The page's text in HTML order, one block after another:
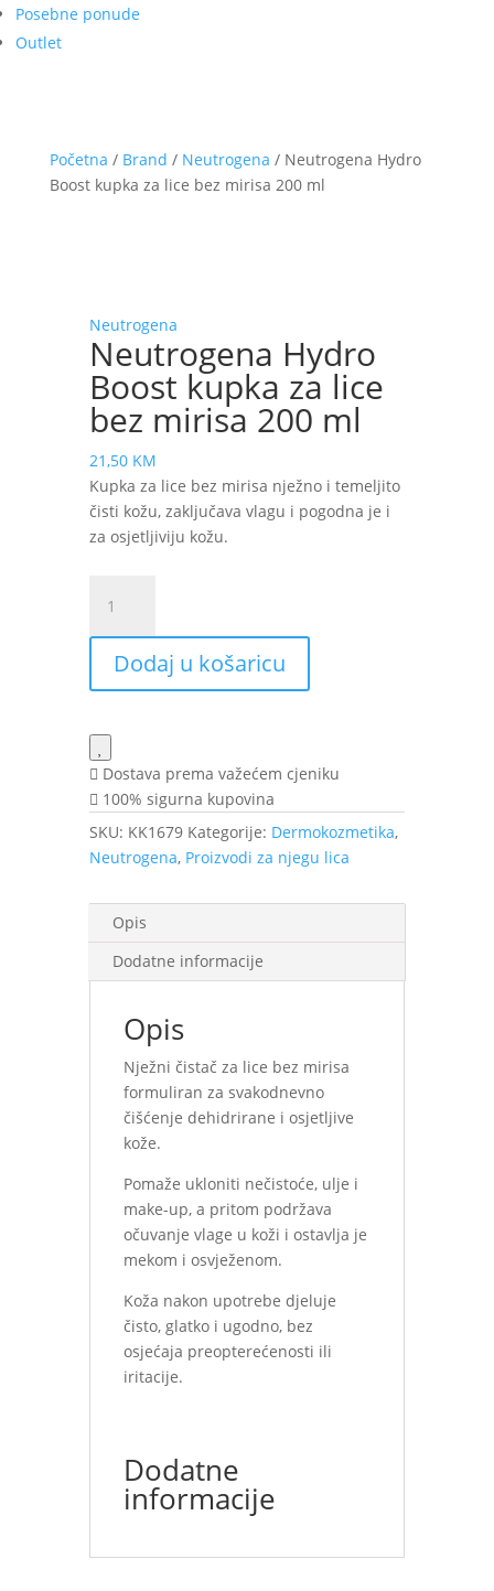
Posebne ponude
Outlet
Početna / Brand / Neutrogena / Neutrogena Hydro
Boost kupka za lice bez mirisa 200 ml
Neutrogena
Neutrogena Hydro
Boost kupka za lice
bez mirisa 200 ml
21,50 KM
Kupka za lice bez mirisa nježno i temeljito
čisti kožu, zaključava vlagu i pogodna je i
za osjetljiviju kožu.
Hydro
Boost
kupka
za
bez
mirisa
200
ml
količina
Dodaj u košaricu
Dostava prema važećem cjeniku
100% sigurna kupovina
SKU: KK1679 Kategorije: Dermokozmetika,
Neutrogena, Proizvodi za njegu lica
Opis
Dodatne informacije
Opis
Nježni čistač za lice bez mirisa
formuliran za svakodnevno
čišćenje dehidrirane i osjetljive
kože.
Pomaže ukloniti nečistoće, ulje i
make-up, a pritom podržava
očuvanje vlage u koži i ostavlja je
mekom i osvježenom.
Koža nakon upotrebe djeluje
čisto, glatko i ugodno, bez
osjećaja preopterećenosti ili
iritacije.
Dodatne
informacije